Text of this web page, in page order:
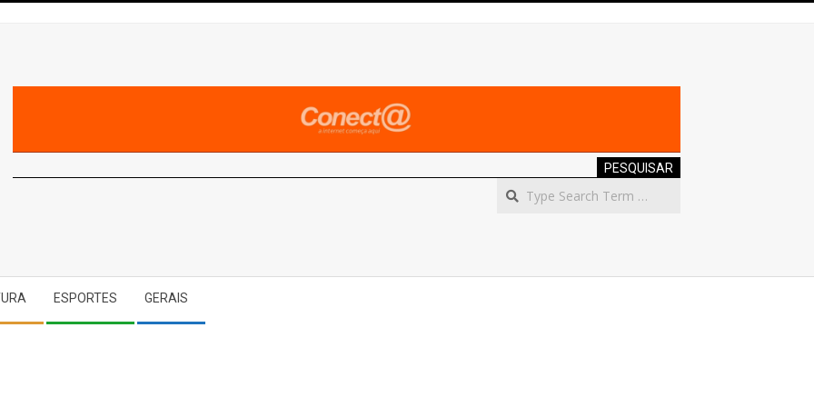
PESQUISAR
ESPORTES GERAIS